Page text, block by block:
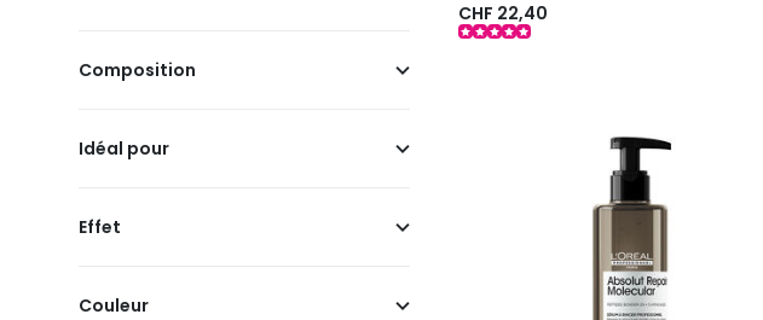
Composition
Idéal pour
Effet
Couleur
CHF 22,40